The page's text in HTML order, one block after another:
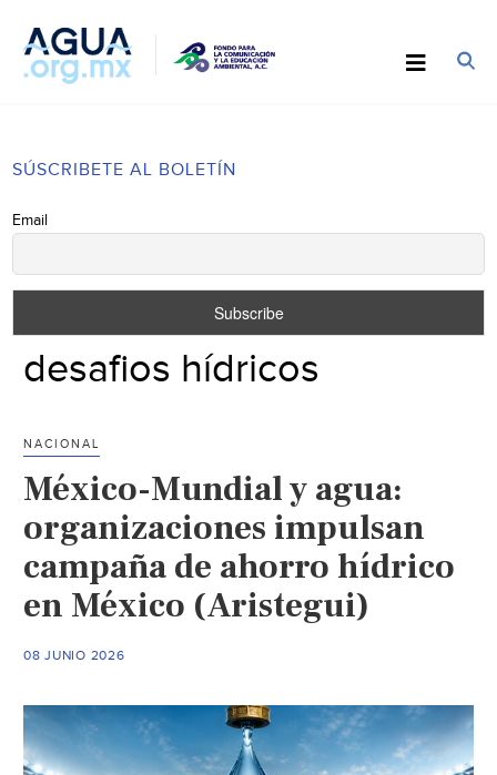
SÚSCRIBETE AL BOLETÍN
Email
desafios hídricos
NACIONAL
México-Mundial y agua:
organizaciones impulsan
campaña de ahorro hídrico
en México (Aristegui)
08 JUNIO 2026